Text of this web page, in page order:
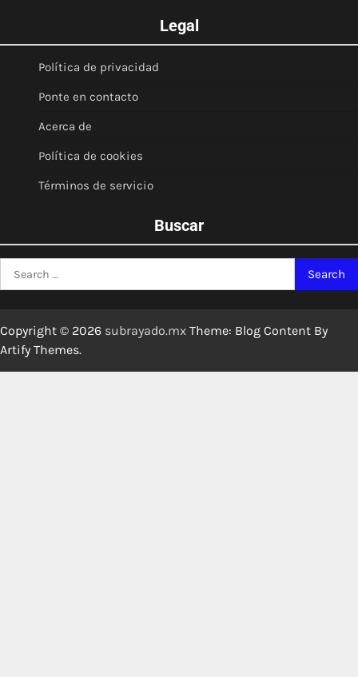
Legal
Política de privacidad
Ponte en contacto
Acerca de
Política de cookies
Términos de servicio
Buscar
for:
Copyright © 2026 subrayado.mx Theme: Blog Content By
Artify Themes.